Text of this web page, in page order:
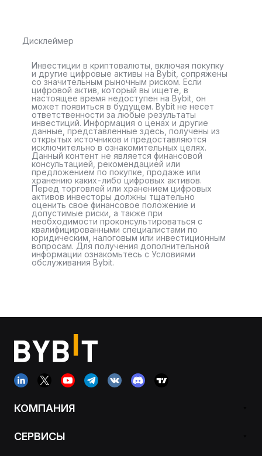
Дисклеймер
Инвестиции в криптовалюты, включая покупку
и другие цифровые активы на Bybit, сопряжены
со значительным рыночным риском. Если
цифровой актив, который вы ищете, в
настоящее время недоступен на Bybit, он
может появиться в будущем. Bybit не несет
ответственности за любые результаты
инвестиций. Информация о ценах и другие
данные, представленные здесь, получены из
открытых источников и предоставляются
исключительно в ознакомительных целях.
Данный контент не является финансовой
консультацией, рекомендацией или
предложением по покупке, продаже или
хранению каких-либо цифровых активов.
Перед торговлей или хранением цифровых
активов инвесторы должны тщательно
оценить свое финансовое положение и
допустимые риски, а также при
необходимости проконсультироваться с
квалифицированными специалистами по
юридическим, налоговым или инвестиционным
вопросам. Для получения дополнительной
информации ознакомьтесь с Условиями
обслуживания Bybit.
КОМПАНИЯ
СЕРВИСЫ